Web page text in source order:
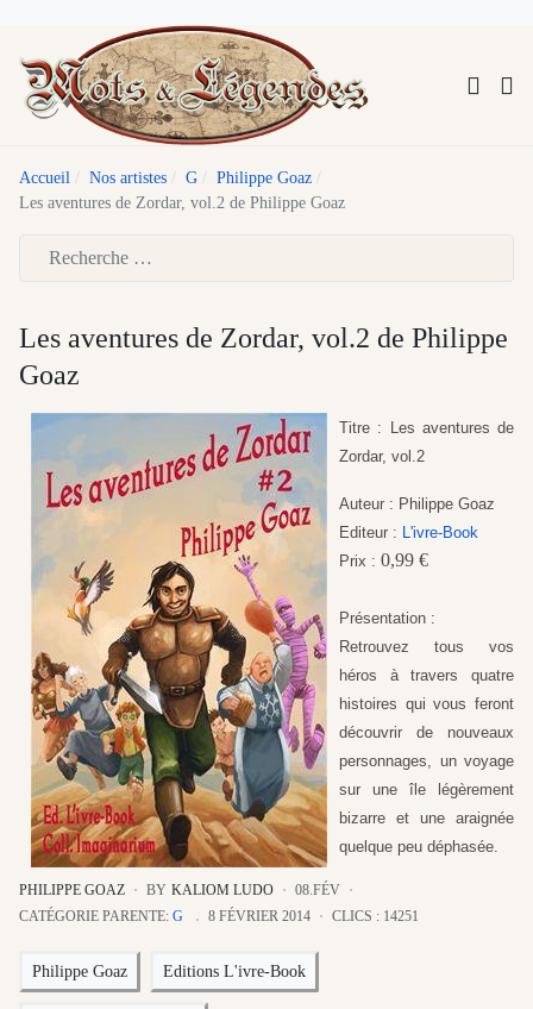
Accueil Nos artistes G
Philippe Goaz
Les aventures de Zordar, vol.2 de Philippe Goaz
Les aventures de Zordar, vol.2 de Philippe
Goaz
Titre : Les aventures de
Zordar, vol.2
Auteur : Philippe Goaz
Editeur : L'ivre-Book
Prix : 0,99 €
Présentation :
Retrouvez tous vos
héros à travers quatre
histoires qui vous feront
découvrir de nouveaux
personnages, un voyage
sur une île légèrement
bizarre et une araignée
quelque peu déphasée.
PHILIPPE GOAZ BY KALIOM LUDO
08.FÉV
CATÉGORIE PARENTE: G 8 FÉVRIER 2014 CLICS : 14251
Philippe Goaz Editions L'ivre-Book